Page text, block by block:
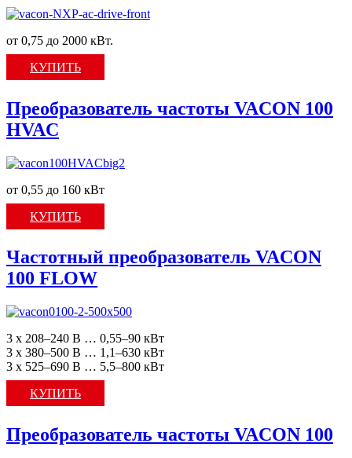
от 0,75 до 2000 кВт.
КУПИТЬ
Преобразователь частоты VACON 100
HVAC
от 0,55 до 160 кВт
КУПИТЬ
Частотный преобразователь VACON
100 FLOW
3 x 208–240 В … 0,55–90 кВт
3 x 380–500 В … 1,1–630 кВт
3 x 525–690 В … 5,5–800 кВт
КУПИТЬ
Преобразователь частоты VACON 100